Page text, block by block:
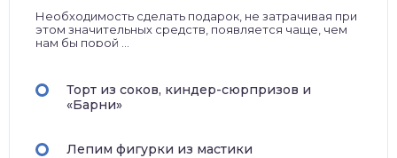
Необходимость сделать подарок, не затрачивая при
этом значительных средств, появляется чаще, чем
нам бы порой ...
Торт из соков, киндер-сюрпризов и
«Барни»
Лепим фигурки из мастики